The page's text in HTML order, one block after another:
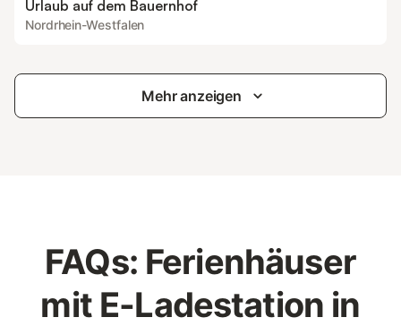
Urlaub auf dem Bauernhof
Nordrhein-Westfalen
Mehr anzeigen
FAQs: Ferienhäuser
mit E-Ladestation in